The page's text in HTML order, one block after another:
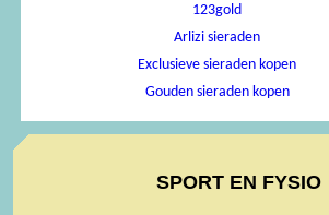
123gold
Arlizi sieraden
Exclusieve sieraden kopen
Gouden sieraden kopen
SPORT EN FYSIO